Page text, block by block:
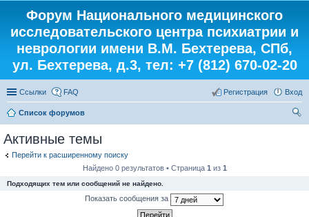
Форум Национального медицинского
исследовательского центра психиатрии и
неврологии имени В.М. Бехтерева, СПб,
ул. Бехтерева, д.3, тел: +7 (812) 670-02-20
Ссылки FAQ Вход
Регистрация
Список форумов
Активные темы
Перейти к расширенному поиску
Найдено 0 результатов • Страница 1 из 1
Подходящих тем или сообщений не найдено.
Показать сообщения за